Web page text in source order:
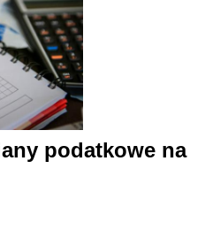
podatkowe na